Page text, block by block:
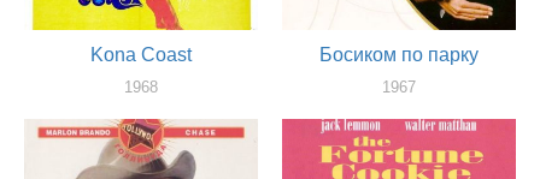
Kona Coast
1968
Босиком по парку
1967